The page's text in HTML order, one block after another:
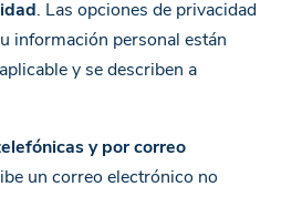
. Las opciones de privacidad
información personal están
y se describen a
y por correo
un correo electrónico no